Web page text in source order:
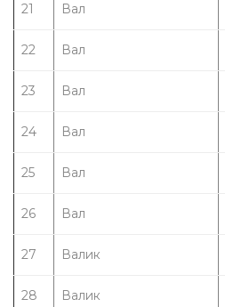
21 Вал
22 Вал
23 Вал
24 Вал
25 Вал
26 Вал
27 Валик
28 Валик